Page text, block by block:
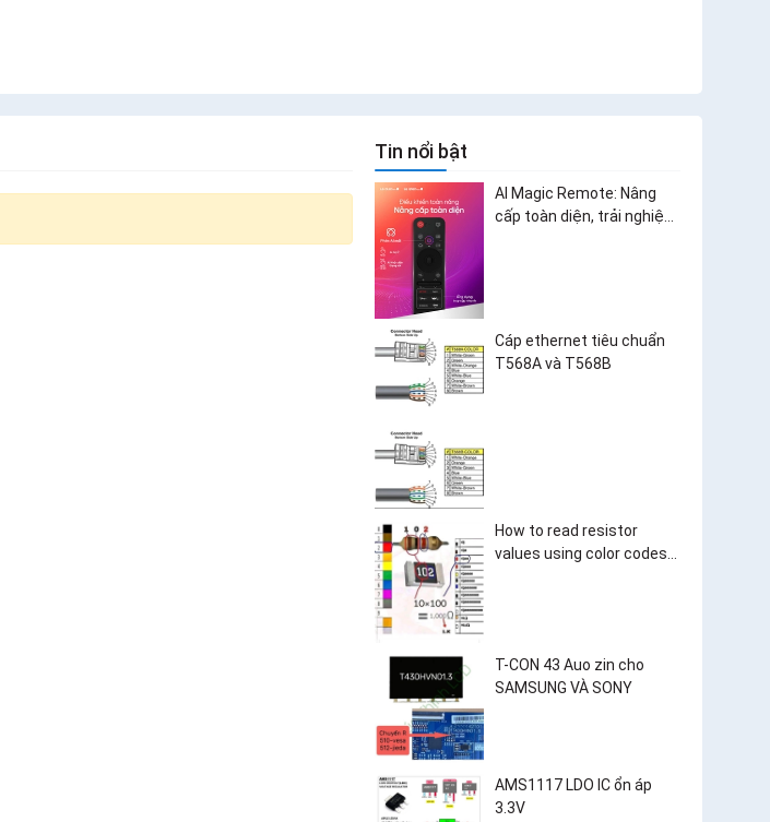
Tin nổi bật
AI Magic Remote: Nâng
cấp toàn diện, trải nghiệm
Cáp ethernet tiêu chuẩn
T568A và T568B
How to read resistor
values using color codes
T-CON 43 Auo zin cho
SAMSUNG VÀ SONY
AMS1117 LDO IC ổn áp
3.3V